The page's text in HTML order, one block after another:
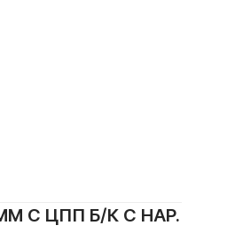
С ЦПП Б/К С НАР.